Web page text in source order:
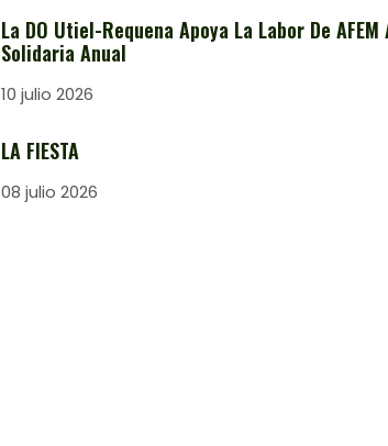
La DO Utiel-Requena Apoya La Labor De
Solidaria Anual
10 julio 2026
LA FIESTA
08 julio 2026